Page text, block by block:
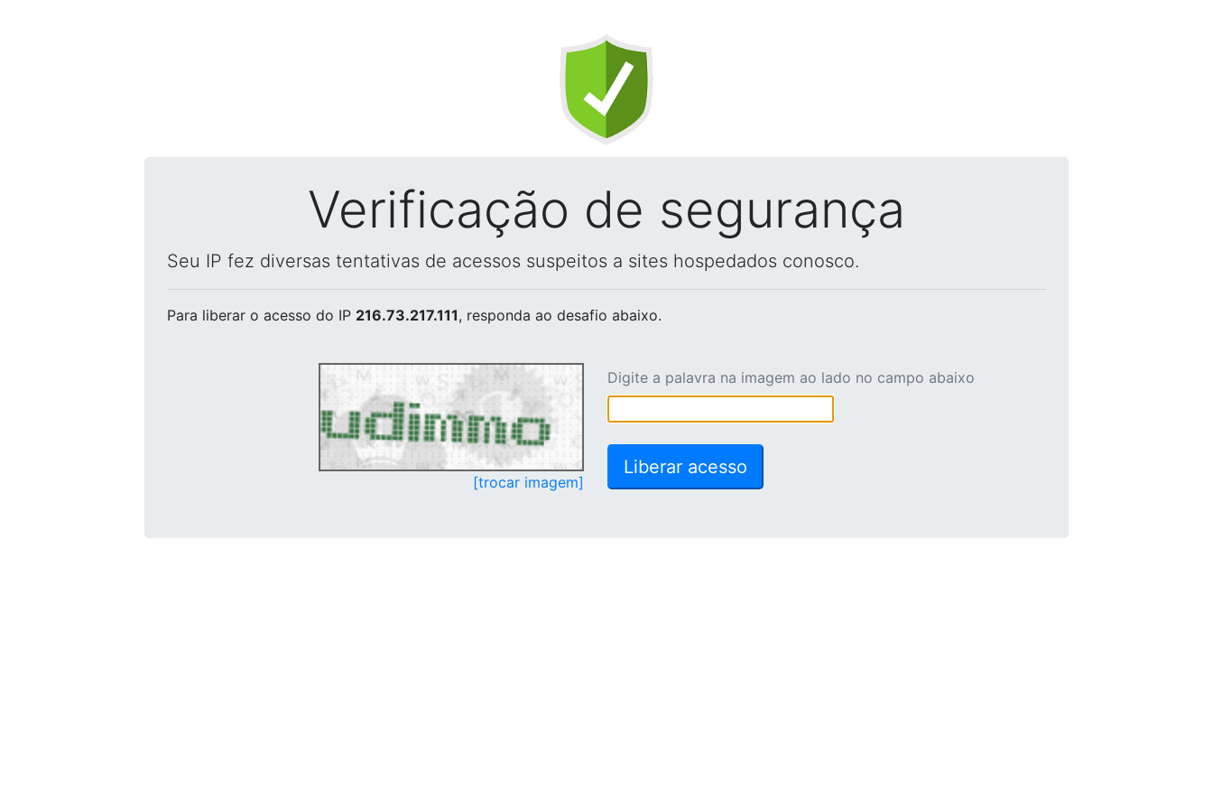
Verificação de segurança
Seu IP fez diversas tentativas de acessos suspeitos a sites hospedados conosco.
Para liberar o acesso do IP 216.73.217.111, responda ao desafio abaixo.
[trocar imagem]
Digite a palavra na imagem ao lado no campo abaixo